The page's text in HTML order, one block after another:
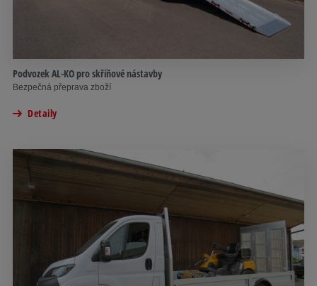
Podvozek AL-KO pro skříňové nástavby
Bezpečná přeprava zboží
Detaily